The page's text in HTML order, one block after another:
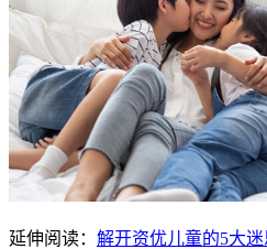
延伸阅读： 解开资优儿童的5大迷